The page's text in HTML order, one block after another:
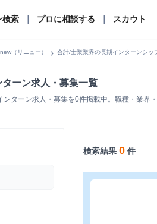
検索 プロに相談する スカウト
（リニュー） chevron_right 会計/士業業界の長期インターンシッ
ーン求人・募集一覧
ターン求人・募集を0件掲載中。職種・業界
検索結果0 件